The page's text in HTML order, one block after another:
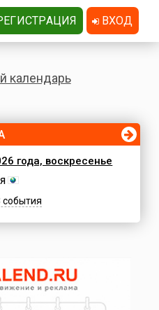
календарь
года, воскресенье
события
ВХОД